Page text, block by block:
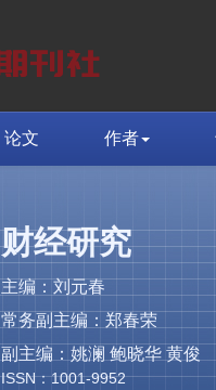
论文 作者
财经研究
主编：刘元春
常务副主编：郑春荣
副主编：姚澜 鲍晓华 黄俊
ISSN：1001-9952